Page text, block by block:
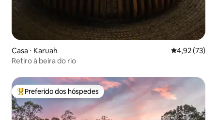
Casa ⋅ Karuah 4,92 de uma
4,92 (73)
Retiro à beira do rio
Entre os melhores preferidos dos hóspedes
Preferido dos hóspedes